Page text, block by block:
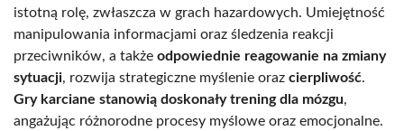
istotną rolę, zwłaszcza w grach hazardowych. Umiejętność
manipulowania informacjami oraz śledzenia reakcji
przeciwników, a także odpowiednie reagowanie na zmiany
sytuacji, rozwija strategiczne myślenie oraz cierpliwość.
Gry karciane stanowią doskonały trening dla mózgu,
angażując różnorodne procesy myślowe oraz emocjonalne.